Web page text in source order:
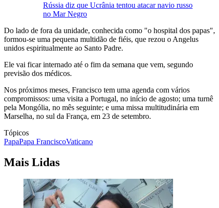
Rússia diz que Ucrânia tentou atacar navio russo
no Mar Negro
Do lado de fora da unidade, conhecida como "o hospital dos papas",
formou-se uma pequena multidão de fiéis, que rezou o Angelus
unidos espiritualmente ao Santo Padre.
Ele vai ficar internado até o fim da semana que vem, segundo
previsão dos médicos.
Nos próximos meses, Francisco tem uma agenda com vários
compromissos: uma visita a Portugal, no início de agosto; uma turnê
pela Mongólia, no mês seguinte; e uma missa multitudinária em
Marselha, no sul da França, em 23 de setembro.
Tópicos
PapaPapa FranciscoVaticano
Mais Lidas